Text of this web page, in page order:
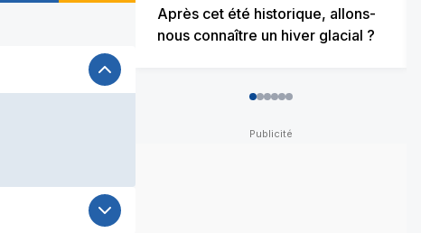
Après cet été historique, allons-
nous connaître un hiver glacial ?